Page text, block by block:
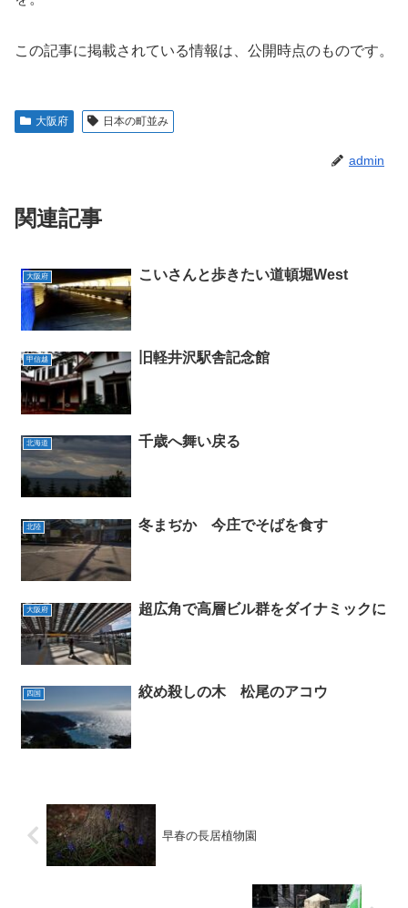
この記事に掲載されている情報は、公開時点のものです。
大阪府 日本の町並み
admin
関連記事
大阪府 こいさんと歩きたい道頓堀West
甲信越 旧軽井沢駅舎記念館
北海道 千歳へ舞い戻る
北陸 冬まぢか 今庄でそばを食す
大阪府 超広角で高層ビル群をダイナミックに
四国 絞め殺しの木 松尾のアコウ
早春の長居植物園